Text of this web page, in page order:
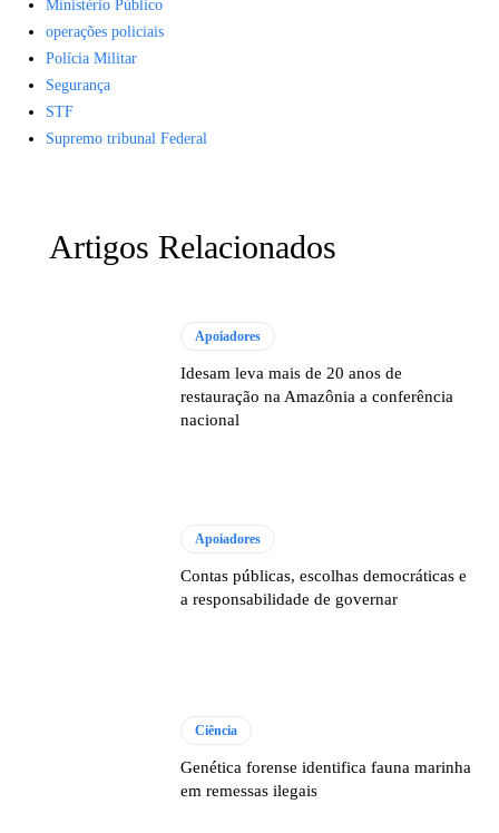
Ministério Público
operações policiais
Polícia Militar
Segurança
STF
Supremo tribunal Federal
Artigos Relacionados
Apoiadores
Idesam leva mais de 20 anos de
restauração na Amazônia a conferência
nacional
Apoiadores
Contas públicas, escolhas democráticas e
a responsabilidade de governar
Ciência
Genética forense identifica fauna marinha
em remessas ilegais